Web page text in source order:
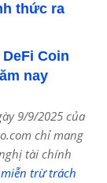
thức ra
Coin
nay
9/9/2025 của
chỉ mang
tài chính
trừ trách